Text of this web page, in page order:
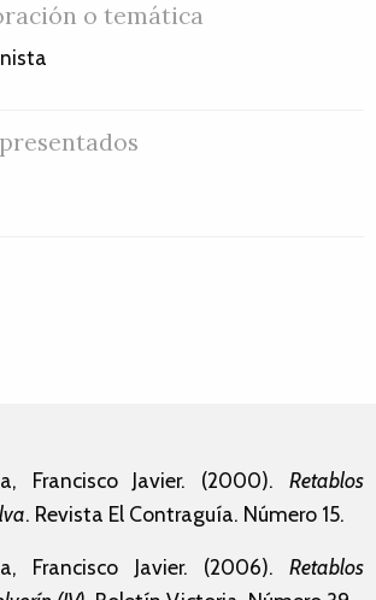
o temática
Francisco Javier. (2000). Retablos
. Revista El Contraguía. Número 15.
Francisco Javier. (2006). Retablos